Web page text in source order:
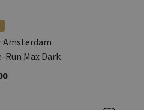
Amsterdam
Run Max Dark